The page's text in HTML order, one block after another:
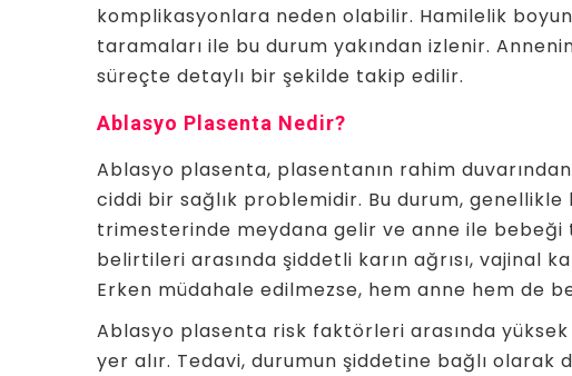
komplikasyonlara neden olabilir. Hamilelik
taramaları ile bu durum yakından izlenir.
süreçte detaylı bir şekilde takip edilir.
Ablasyo Plasenta Nedir?
Ablasyo plasenta, plasentanın rahim
ciddi bir sağlık problemidir. Bu durum,
trimesterinde meydana gelir ve anne ile
belirtileri arasında şiddetli karın ağrısı, vajinal
Erken müdahale edilmezse, hem anne hem de
Ablasyo plasenta risk faktörleri arasında
yer alır. Tedavi, durumun şiddetine bağlı